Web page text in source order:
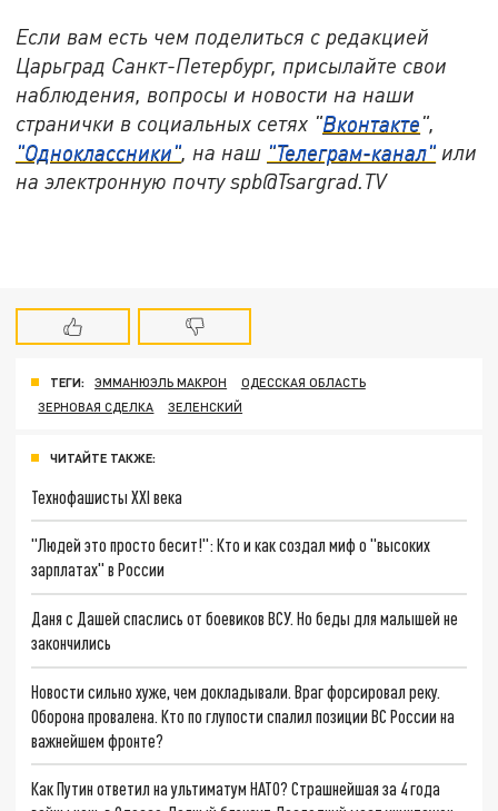
Если вам есть чем поделиться с редакцией
Царьград Санкт-Петербург, присылайте свои
наблюдения, вопросы и новости на наши
странички в социальных сетях "Вконтакте",
"Одноклассники", на наш "Телеграм-канал" или
на электронную почту spb@Tsargrad.TV
ТЕГИ: ЭММАНЮЭЛЬ МАКРОН
ОДЕССКАЯ ОБЛАСТЬ
ЗЕРНОВАЯ СДЕЛКА
ЗЕЛЕНСКИЙ
ЧИТАЙТЕ ТАКЖЕ:
Технофашисты XXI века
"Людей это просто бесит!": Кто и как создал миф о "высоких
зарплатах" в России
Даня с Дашей спаслись от боевиков ВСУ. Но беды для малышей не
закончились
Новости сильно хуже, чем докладывали. Враг форсировал реку.
Оборона провалена. Кто по глупости спалил позиции ВС России на
важнейшем фронте?
Как Путин ответил на ультиматум НАТО? Страшнейшая за 4 года